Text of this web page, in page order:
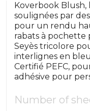
Koverbook Blush,
soulignées par
pour un rendu
rabats à pochette
Seyès tricolore
interlignes en
Certifié PEFC,
adhésive pour
Number of